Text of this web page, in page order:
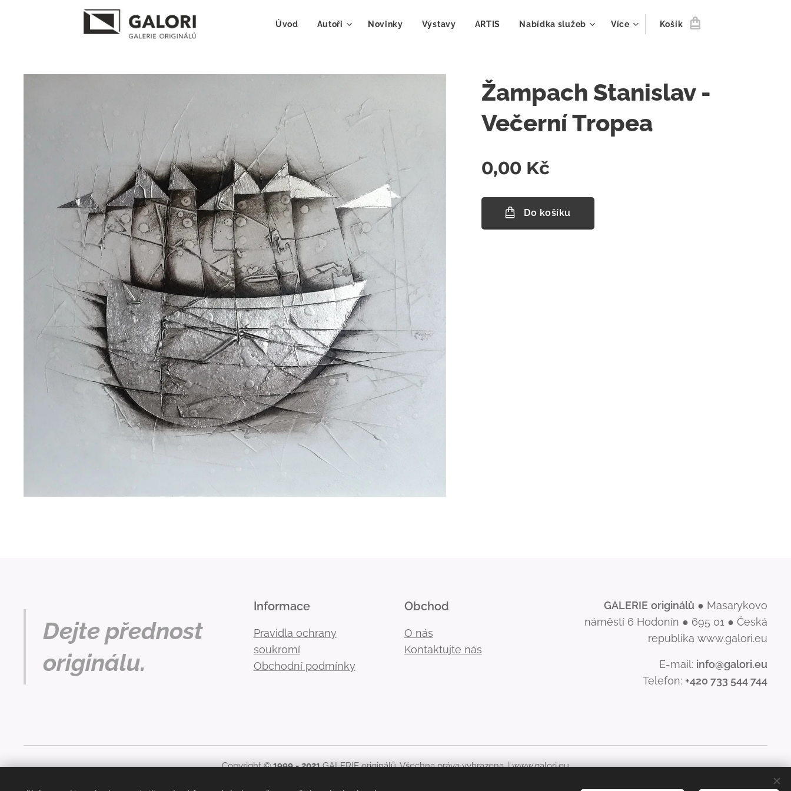
Úvod Autoři Novinky Výstavy ARTIS Nabídka služeb Více Košík
Žampach Stanislav -
Večerní Tropea
0,00 Kč
Do košíku
Dejte přednost
originálu.
Informace
Pravidla ochrany
soukromí
Obchodní podmínky
Obchod
O nás
Kontaktujte nás
GALERIE originálů● Masarykovo
náměstí 6 Hodonín ● 695 01 ● Česká
republika www.galori.eu
E-mail: info@galori.eu
Telefon: +420 733 544 744
Copyright ©1999 - 2021GALERIE originálů. Všechna práva vyhrazena. |www.galori.eu